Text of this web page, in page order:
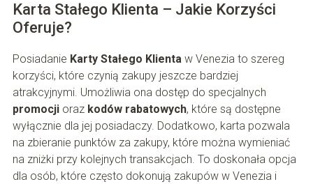
Karta Stałego Klienta – Jakie Korzyści
Oferuje?
Posiadanie Karty Stałego Klientaw Venezia to szereg
korzyści, które czynią zakupy jeszcze bardziej
atrakcyjnymi. Umożliwia ona dostęp do specjalnych
promocjioraz kodów rabatowych, które są dostępne
wyłącznie dla jej posiadaczy. Dodatkowo, karta pozwala
na zbieranie punktów za zakupy, które można wymieniać
na zniżki przy kolejnych transakcjach. To doskonała opcja
dla osób, które często dokonują zakupów w Venezia i